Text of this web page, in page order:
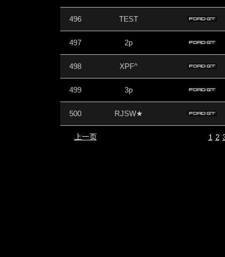
496 TEST
497 2p
498 XPF^
499 3p
500 RJSW★
上一页 1 2